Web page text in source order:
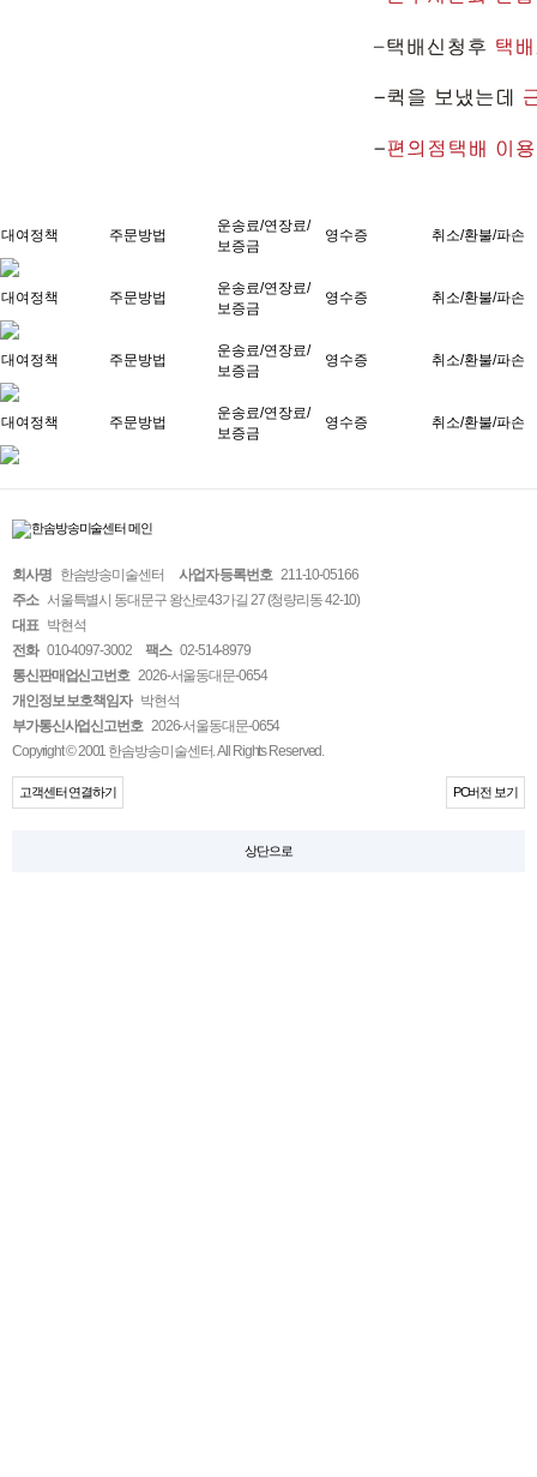
대여정책 주문방법
운송료/연장료/
보증금
영수증 취소/환불/파손
대여정책 주문방법
운송료/연장료/
보증금
영수증 취소/환불/파손
대여정책 주문방법
운송료/연장료/
보증금
영수증 취소/환불/파손
대여정책 주문방법
운송료/연장료/
보증금
영수증 취소/환불/파손
회사명 한솜방송미술센터 사업자 등록번호 211-10-05166
주소 서울특별시 동대문구 왕산로43가길 27 (청량리동 42-10)
대표 박현석
전화 010-4097-3002 팩스 02-514-8979
통신판매업신고번호 2026-서울동대문-0654
개인정보 보호책임자 박현석
부가통신사업신고번호 2026-서울동대문-0654
Copyright © 2001 한솜방송미술센터. All Rights Reserved.
고객센터 연결하기 PC버전 보기
상단으로